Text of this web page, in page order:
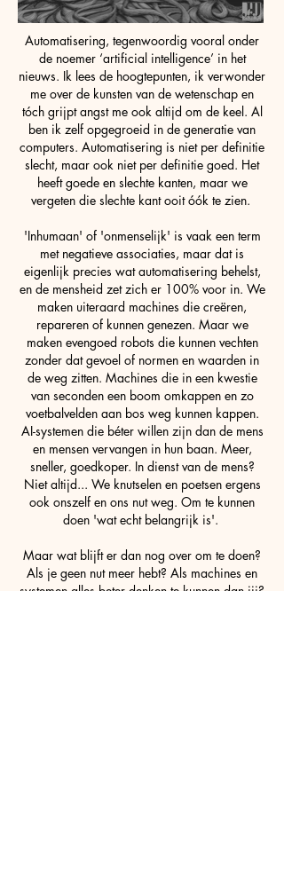
Automatisering, tegenwoordig vooral onder
de noemer ‘artificial intelligence’ in het
nieuws. Ik lees de hoogtepunten, ik verwonder
me over de kunsten van de wetenschap en
tóch grijpt angst me ook altijd om de keel. Al
ben ik zelf opgegroeid in de generatie van
computers. Automatisering is niet per definitie
slecht, maar ook niet per definitie goed. Het
heeft goede en slechte kanten, maar we
vergeten die slechte kant ooit óók te zien.
'Inhumaan' of 'onmenselijk' is vaak een term
met negatieve associaties, maar dat is
eigenlijk precies wat automatisering behelst,
en de mensheid zet zich er 100% voor in. We
maken uiteraard machines die creëren,
repareren of kunnen genezen. Maar we
maken evengoed robots die kunnen vechten
zonder dat gevoel of normen en waarden in
de weg zitten. Machines die in een kwestie
van seconden een boom omkappen en zo
voetbalvelden aan bos weg kunnen kappen.
AI-systemen die béter willen zijn dan de mens
en mensen vervangen in hun baan. Meer,
sneller, goedkoper. In dienst van de mens?
Niet altijd... We knutselen en poetsen ergens
ook onszelf en ons nut weg. Om te kunnen
doen 'wat echt belangrijk is'.
Maar wat blijft er dan nog over om te doen?
Als je geen nut meer hebt? Als machines en
systemen alles beter denken te kunnen dan jij?